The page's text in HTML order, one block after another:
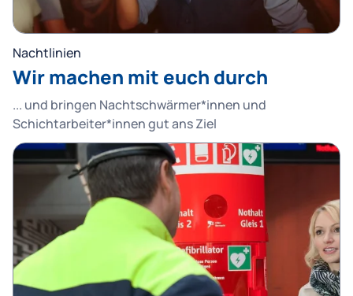
Nachtlinien
Wir machen mit euch durch
... und bringen Nachtschwärmer*innen und
Schichtarbeiter*innen gut ans Ziel